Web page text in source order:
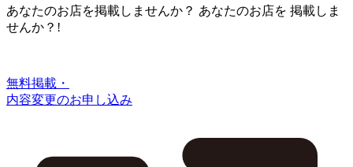
あなたのお店を掲載しませんか？ あなたのお店を 掲載しま
せんか？!
無料掲載・
内容変更のお申し込み